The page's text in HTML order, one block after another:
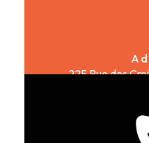
225 Rue des